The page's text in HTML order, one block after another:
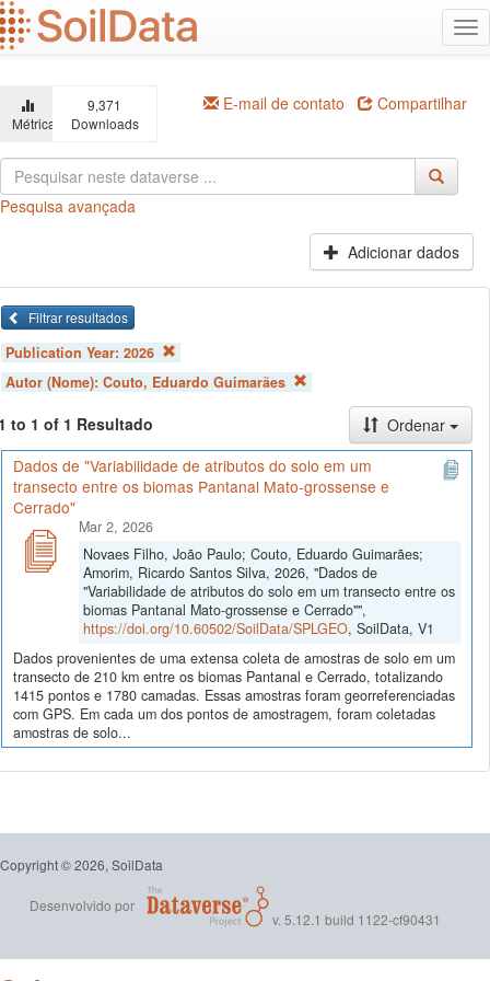
Ir
para
o
principal
Métricas
9,371
Downloads
E-mail de contato Compartilhar
Pesquisa avançada
Adicionar dados
Filtrar resultados
Publication Year: 2026
Autor (Nome): Couto, Eduardo Guimarães
to 1 of 1 Resultado
Ordenar
Dados de "Variabilidade de atributos do solo em um
transecto entre os biomas Pantanal Mato-grossense e
Cerrado"
Mar 2, 2026
Novaes Filho, João Paulo; Couto, Eduardo Guimarães;
Amorim, Ricardo Santos Silva, 2026, "Dados de
"Variabilidade de atributos do solo em um transecto entre os
biomas Pantanal Mato-grossense e Cerrado"",
https://doi.org/10.60502/SoilData/SPLGEO, SoilData, V1
Dados provenientes de uma extensa coleta de amostras de solo em um
transecto de 210 km entre os biomas Pantanal e Cerrado, totalizando
1415 pontos e 1780 camadas. Essas amostras foram georreferenciadas
com GPS. Em cada um dos pontos de amostragem, foram coletadas
amostras de solo...
Copyright © 2026, SoilData
Desenvolvido por
v. 5.12.1 build 1122-cf90431